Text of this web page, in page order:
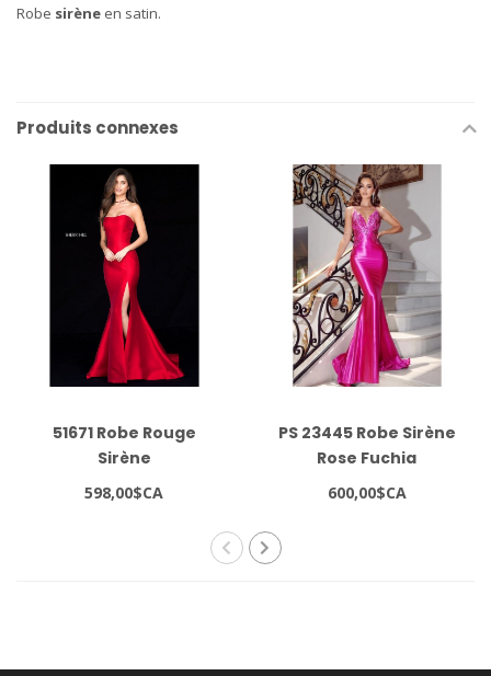
Robe sirène en satin.
Produits connexes
51671 Robe Rouge
Sirène
598,00$CA
PS 23445 Robe Sirène
Rose Fuchia
600,00$CA